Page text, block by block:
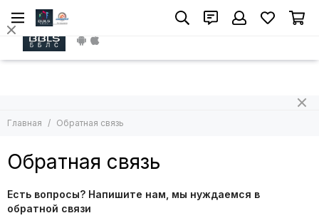
Главная Обратная связь
Обратная связь
Есть вопросы? Напишите нам, мы нуждаемся в
обратной связи